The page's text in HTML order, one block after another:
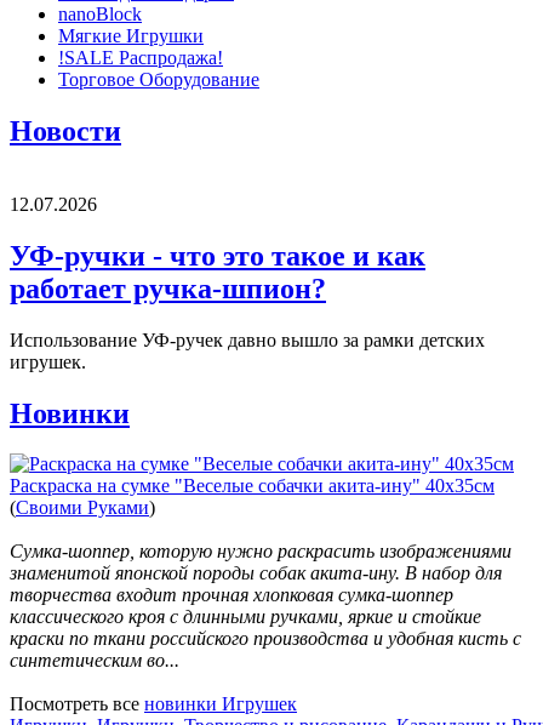
nanoBlock
Мягкие Игрушки
!SALE Распродажа!
Торговое Оборудование
Новости
12.07.2026
УФ-ручки - что это такое и как
работает ручка-шпион?
Использование УФ-ручек давно вышло за рамки детских
игрушек.
Новинки
Раскраска на сумке "Веселые собачки акита-ину" 40х35см
(Своими Руками)
Сумка-шоппер, которую нужно раскрасить изображениями
знаменитой японской породы собак акита-ину. В набор для
творчества входит прочная хлопковая сумка-шоппер
классического кроя с длинными ручками, яркие и стойкие
краски по ткани российского производства и удобная кисть с
синтетическим во...
Посмотреть все новинки Игрушек